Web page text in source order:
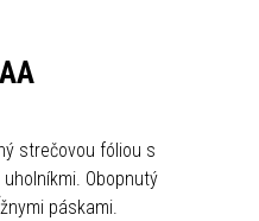
strečovou fóliou s
Obopnutý
páskami.